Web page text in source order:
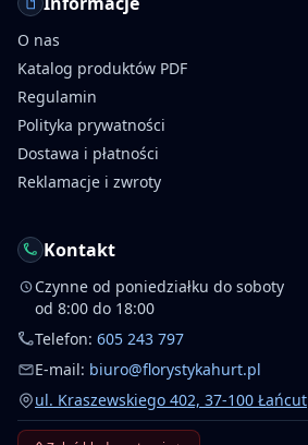
O nas
Katalog produktów PDF
Regulamin
Polityka prywatności
Dostawa i płatności
Reklamacje i zwroty
Kontakt
Czynne od poniedziałku do soboty
od 8:00 do 18:00
Telefon: 605 243 797
E-mail: biuro@florystykahurt.pl
ul. Kraszewskiego 402, 37-100 Łańcut